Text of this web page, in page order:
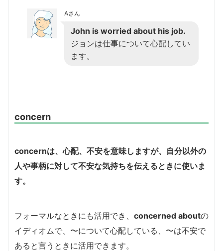
Aさん
John is worried about his job.
ジョンは仕事について心配してい
ます。
concern
concernは、心配、不安を意味しますが、自分以外の
人や事柄に対して不安な気持ちを伝えるときに使いま
す。
フォーマルなときにも活用でき、 concerned aboutの
イディオムで、〜について心配している、〜は不安で
あると言うときに活用できます。